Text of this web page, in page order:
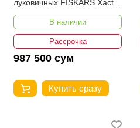
луковичных FISKARS Xact™
1057077
В наличии
Рассрочка
987 500 сум
Купить сразу